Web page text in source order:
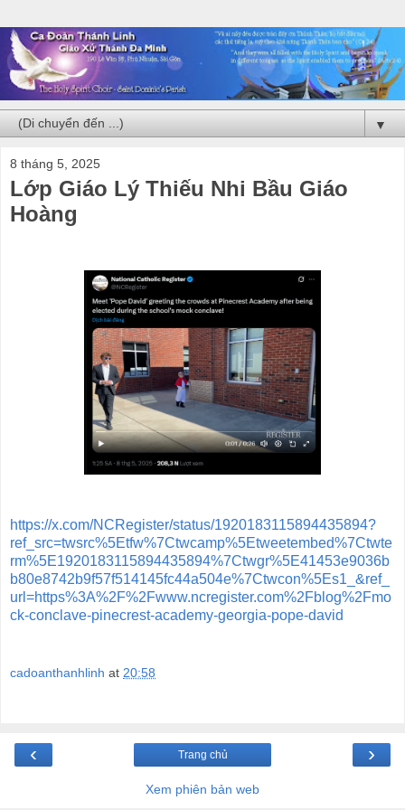
▼
8 tháng 5, 2025
Lớp Giáo Lý Thiếu Nhi Bầu Giáo
Hoàng
https://x.com/NCRegister/status/1920183115894435894?
ref_src=twsrc%5Etfw%7Ctwcamp%5Etweetembed%7Ctwte
rm%5E1920183115894435894%7Ctwgr%5E41453e9036b
b80e8742b9f57f514145fc44a504e%7Ctwcon%5Es1_&ref_
url=https%3A%2F%2Fwww.ncregister.com%2Fblog%2Fmo
ck-conclave-pinecrest-academy-georgia-pope-david
cadoanthanhlinh at 20:58
‹ ›
Trang chủ
Xem phiên bản web